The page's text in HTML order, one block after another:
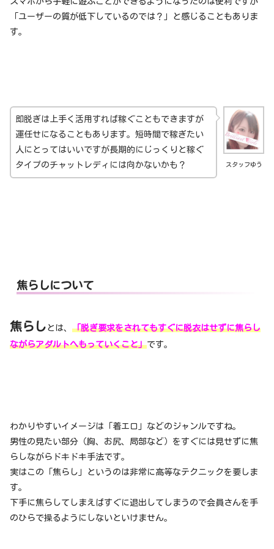
「ユーザーの質が低下しているのでは？」と感じることもありま
す。
スタッフゆう
即脱ぎは上手く活用すれば稼ぐこともできますが
運任せになることもあります。短時間で稼ぎたい
人にとってはいいですが長期的にじっくりと稼ぐ
タイプのチャットレディには向かないかも？
焦らしについて
焦らし とは、 「脱ぎ要求をされてもすぐに脱衣はせずに焦らし
ながらアダルトへもっていくこと」です。
わかりやすいイメージは「着エロ」などのジャンルですね。
男性の見たい部分（胸、お尻、局部など）をすぐには見せずに焦
らしながらドキドキ手法です。
実はこの「焦らし」というのは非常に高等なテクニックを要しま
す。
下手に焦らしてしまえばすぐに退出してしまうので会員さんを手
のひらで操るようにしないといけません。